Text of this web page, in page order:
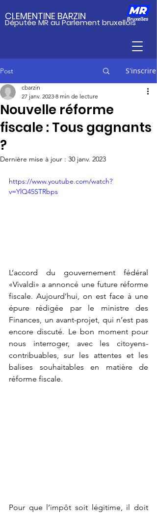
Députée MR au Parlement bruxellois
CLEMENTINE BARZIN
Post S'inscrire
Nouvelle réforme
fiscale : Tous gagnants
?
cbarzin
27 janv. 2023 8 min de lecture
Dernière mise à jour : 30 janv. 2023
https://www.youtube.com/watch?
v=YlQ45STRbps
L’accord du gouvernement fédéral
«Vivaldi» a annoncé une future réforme
fiscale. Aujourd’hui, on est face à une
épure rédigée par le ministre des
Finances, un avant-projet, qui n’est pas
encore discuté. Le bon moment pour
nous interroger, avec les citoyens-
contribuables, sur les attentes et les
balises souhaitables en matière de
réforme fiscale.
Pour que l’impôt soit légitime, il doit